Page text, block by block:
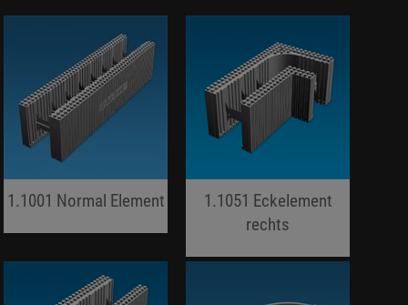
1.1001 Normal Element
1.1051 Eckelement
rechts